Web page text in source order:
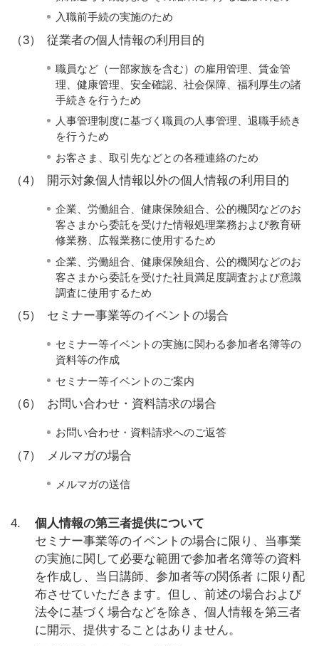
入職前手続の実施のため
（3） 従業者の個人情報の利用目的
職員など（一部家族を含む）の雇用管理、賃金管
理、健康管理、安全確認、社会保障、福利厚生の諸
手続きを行うため
人事管理制度に基づく職員の人事管理、退職手続き
を行うため
お客さま、取引先などとの各種連絡のため
（4） 開示対象個人情報以外の個人情報の利用目的
企業、労働組合、健康保険組合、公的機関などのお
客さまから委託を受けた情報処理業務および教育研
修業務、広報業務に使用するため
企業、労働組合、健康保険組合、公的機関などのお
客さまから委託を受けた社員満足度調査および意識
調査に使用するため
（5） セミナー事業等のイベントの場合
セミナー等イベントの実施に関わる参加者名簿等の
資料等の作成
セミナー等イベントのご案内
（6） お問い合わせ・資料請求の場合
お問い合わせ・資料請求へのご返答
（7） メルマガの場合
メルマガの送信
4.
個人情報の第三者提供について
セミナー事業等のイベントの場合に限り、当事業
の実施に関して必要な範囲で参加者名簿等の資料
を作成し、当日講師、参加者等の関係者 に限り配
布させていただきます。但し、前述の場合および
法令に基づく場合などを除き、個人情報を第三者
に開示、提供することはありません。